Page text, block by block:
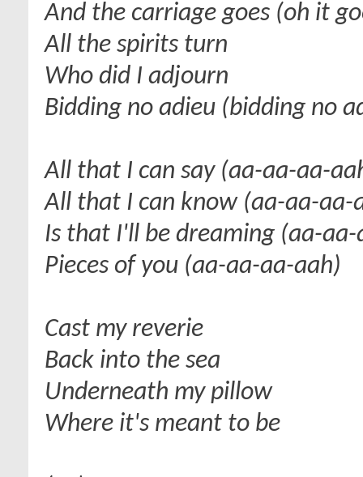
And the carriage goes (oh it
All the spirits turn
Who did I adjourn
Bidding no adieu (bidding no
All that I can say (aa-aa-aa-
All that I can know (aa-aa-aa-
Is that I'll be dreaming (aa-aa-
Pieces of you (aa-aa-aa-aah)
Cast my reverie
Back into the sea
Underneath my pillow
Where it's meant to be